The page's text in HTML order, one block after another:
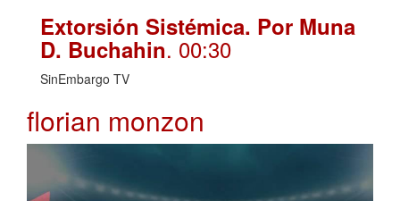
Extorsión Sistémica. Por Muna
D. Buchahin. 00:30
SinEmbargo TV
florian monzon